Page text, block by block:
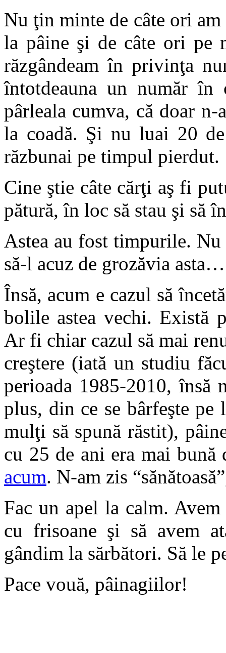
Nu ţin minte de câte ori
la pâine şi de câte ori pe
răzgândeam în privinţa
întotdeauna un număr în
pârleala cumva, că doar
la coadă. Şi nu luai 20
răzbunai pe timpul pierdut.
Cine ştie câte cărţi aş fi
pătură, în loc să stau şi să
Astea au fost timpurile. Nu
să-l acuz de grozăvia asta…
Însă, acum e cazul să
bolile astea vechi. Există
Ar fi chiar cazul să mai
creştere (iată un studiu
perioada 1985-2010,
plus, din ce se bârfeşte
mulţi să spună răstit),
cu 25 de ani era mai bună
acum. N-am zis
Fac un apel la calm.
cu frisoane şi să avem
gândim la sărbători. Să le
Pace vouă, pâinagiilor!